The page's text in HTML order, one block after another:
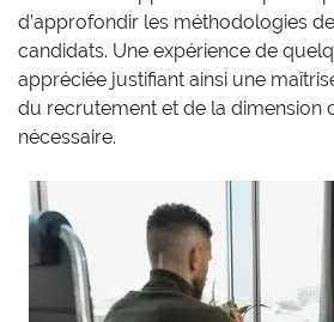
d’approfondir les méthodologies
candidats. Une expérience de
appréciée justifiant ainsi une
du recrutement et de la dimension
nécessaire.